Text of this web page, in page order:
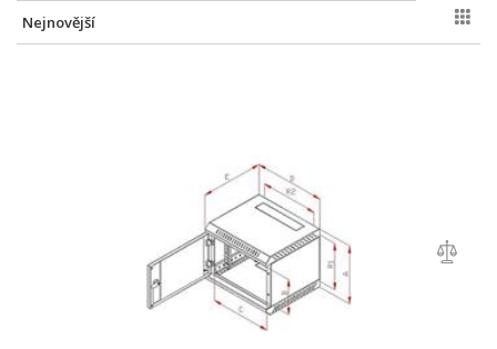
Nejnovější